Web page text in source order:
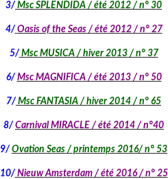
3/ Msc SPLENDIDA / été 2012 / n° 30
4/ Oasis of the Seas / été 2012 / n° 27
5/Msc MUSICA / hiver 2013 / n° 37
6/ Msc MAGNIFICA / été 2013 / n° 50
7/ Msc FANTASIA / hiver 2014 / n° 65
8/ Carnival MIRACLE / été 2014 / n°40
9/ Ovation Seas / printemps 2016/ n° 53
10/Nieuw Amsterdam / été 2016 / n° 25